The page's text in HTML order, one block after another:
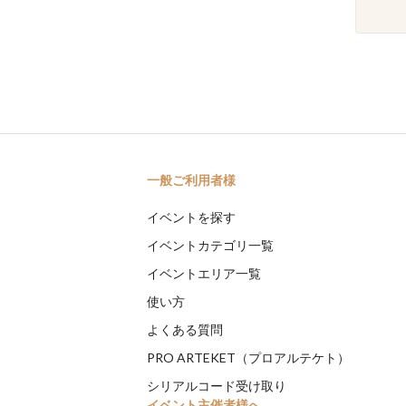
一般ご利用者様
イベントを探す
イベントカテゴリ一覧
イベントエリア一覧
使い方
よくある質問
PRO ARTEKET（プロアルテケト）
シリアルコード受け取り